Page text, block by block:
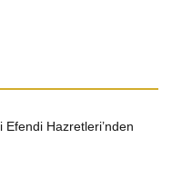
Efendi Hazretleri’nden